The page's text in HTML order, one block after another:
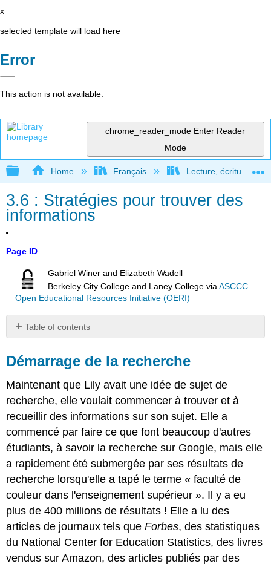
x
selected template will load here
Error
This action is not available.
chrome_reader_mode Enter Reader
Mode
Expand/collapse global hierarchy
Home Français Lecture, écriture,
3.6 : Stratégies pour trouver des
informations
Page ID
Gabriel Winer and Elizabeth Wadell
Berkeley City College and Laney College viaASCCC
Open Educational Resources Initiative (OERI)
Table of contents
la
recherche
de
sources
Comment
choisir
source
Recherche
sur
Internet
Elément
interactif
Démarrage de la recherche
Maintenant que Lily avait une idée de sujet de
recherche, elle voulait commencer à trouver et à
recueillir des informations sur son sujet. Elle a
commencé par faire ce que font beaucoup d'autres
étudiants, à savoir la recherche sur Google, mais elle
a rapidement été submergée par ses résultats de
recherche lorsqu'elle a tapé le terme « faculté de
couleur dans l'enseignement supérieur ». Il y a eu
plus de 400 millions de résultats ! Elle a lu des
articles de journaux tels queForbes, des statistiques
du National Center for Education Statistics, des livres
vendus sur Amazon, des articles publiés par des